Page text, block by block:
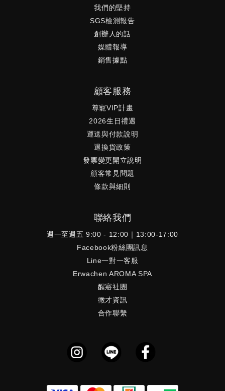
我們的堅持
SGS檢測報告
創辦人的話
媒體報導
銷售據點
顧客服務
尊寵VIP計畫
2026生日禮遇
運送與付款說明
退換貨政策
發票變更開立說明
顧客常見問題
條款與細則
聯絡我們
週一至週五 9:00 - 12:00｜13:00-17:00
Facebook粉絲團訊息
Line一對一客服
Erwachen AROMA SPA
醒寤社團
徵才資訊
合作聯繫